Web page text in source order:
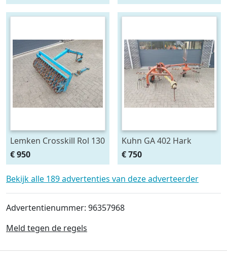
110 ploeg
Lemken Crosskill Rol 130
cm breed passen aan
Variopack vorenpakker
€ 950
Kuhn GA 402 Hark
€ 750
Bekijk alle 189 advertenties van deze adverteerder
Advertentienummer: 96357968
Meld tegen de regels